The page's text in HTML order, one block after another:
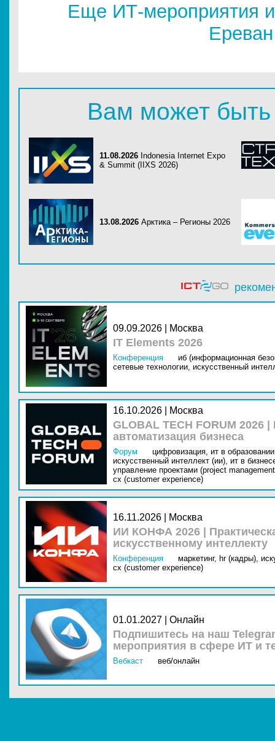
Еще ИТ-мероприятия
Ереван
Вам может быть
11.08.2026 Indonesia Internet Expo
& Summit (IIXS 2026)
13.08.2026 Арктика – Регионы 2026
09.09.2026 | Москва
IT Elements 2026
Конференция
иб (информационная
сетевые технологии, искусственный
16.10.2026 | Москва
GLOBAL TECH FORUM
автоматизация бизнеса
Форум цифровизация, ит в
искусственный интеллект (ии), ит в
управление проектами (project
cx (customer experience)
16.11.2026 | Москва
ИИ КОНФА 2026 |
искусственному интеллекту
Конференция маркетинг, hr (кадры),
cx (customer experience)
01.01.2027 | Онлайн
Подпишитесь на наш
мероприятия в сфере ИТ и
Вебкаст веб/онлайн